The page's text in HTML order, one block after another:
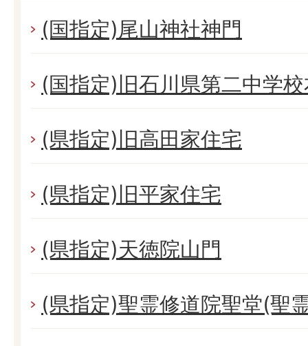
(国指定)尾山神社神門
(国指定)旧石川県第二中学
(県指定)旧高田家住宅
(県指定)旧平家住宅
(県指定)天徳院山門
(県指定)聖霊修道院聖堂(聖